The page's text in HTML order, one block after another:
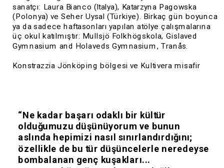
sanatçı: Laura Bianco (Italya), Katarzyna Pagowska
(Polonya) ve Seher Uysal (Türkiye). Birkaç gün boyunca
ya da sadece haftasonları yapılan atölye çalışmalarına
üç okul katılmıştır: Mullsjö Folkhögskola, Gislaved
Gymnasium and Holaveds Gymnasium, Tranås.
Konstrazzia Jönköping bölgesi ve Kultivera misafir
“Ne kadar başarı odaklı bir kültür
olduğumuzu düşünüyorum ve bunun
aslında hepimizi nasıl sınırlandırdığını;
özellikle de bu tür düşüncelerle neredeyse
bombalanan genç kuşakları...